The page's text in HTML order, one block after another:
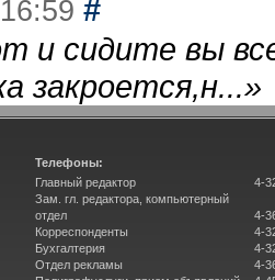
#
и сидите вы
закроется,н...»
Телефоны:
Главный редактор
Зам. гл. редактора, компьютерный
отдел
Корреспонденты
Бухгалтерия
Отдел рекламы
4-
4-
4-
4-
4-